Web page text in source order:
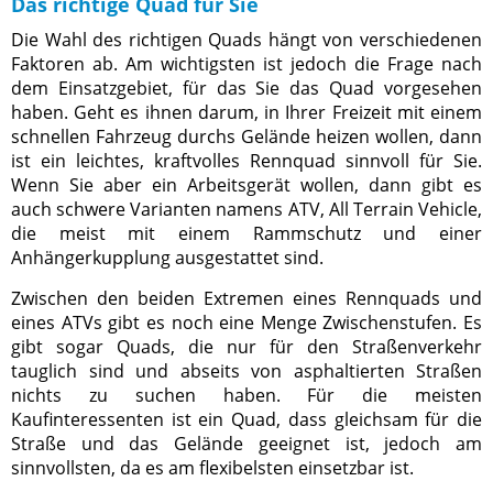
Die Wahl des richtigen Quads hängt von verschiedenen
Faktoren ab. Am wichtigsten ist jedoch die Frage nach
dem Einsatzgebiet, für das Sie das Quad vorgesehen
haben. Geht es ihnen darum, in Ihrer Freizeit mit einem
schnellen Fahrzeug durchs Gelände heizen wollen, dann
ist ein leichtes, kraftvolles Rennquad sinnvoll für Sie.
Wenn Sie aber ein Arbeitsgerät wollen, dann gibt es
auch schwere Varianten namens ATV, All Terrain Vehicle,
die meist mit einem Rammschutz und einer
Anhängerkupplung ausgestattet sind.
Zwischen den beiden Extremen eines Rennquads und
eines ATVs gibt es noch eine Menge Zwischenstufen. Es
gibt sogar Quads, die nur für den Straßenverkehr
tauglich sind und abseits von asphaltierten Straßen
nichts zu suchen haben. Für die meisten
Kaufinteressenten ist ein Quad, dass gleichsam für die
Straße und das Gelände geeignet ist, jedoch am
sinnvollsten, da es am flexibelsten einsetzbar ist.